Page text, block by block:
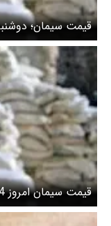
قیمت سیمان؛ دوشنبه ۵ خرداد ماه ۱۴۰۴+ جدول
قیمت سیمان امروز 4 خرداد ۱۴۰۴